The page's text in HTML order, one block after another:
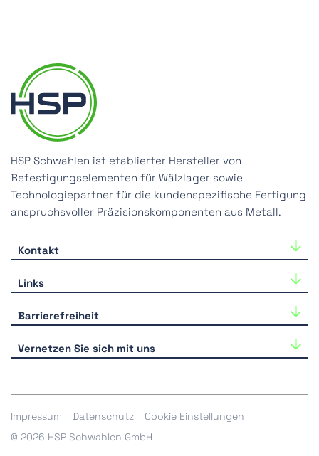
HSP Schwahlen ist etablierter Hersteller von
Befestigungselementen für Wälzlager sowie
Technologiepartner für die kundenspezifische Fertigung
anspruchsvoller Präzisionskomponenten aus Metall.
Kontakt
Industriestraße 33
40764 Langenfeld
Tel.:+49-(0)2173-39918-0
E-Mail:hsp@hsp-components.com
Alle Kontaktmöglichkeiten
Links
HSP-Produkte
Services
Barrierefreiheit
unserer Website. Bei Einschränkungen kontaktieren Sie
Vernetzen Sie sich mit uns
© 2026 HSP Schwahlen GmbH
Impressum Datenschutz Cookie Einstellungen